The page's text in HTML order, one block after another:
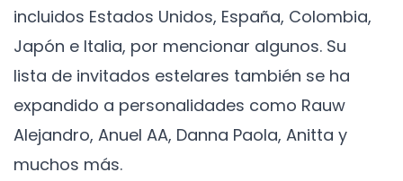
incluidos Estados Unidos, España, Colombia,
Japón e Italia, por mencionar algunos. Su
lista de invitados estelares también se ha
expandido a personalidades como Rauw
Alejandro, Anuel AA, Danna Paola, Anitta y
muchos más.